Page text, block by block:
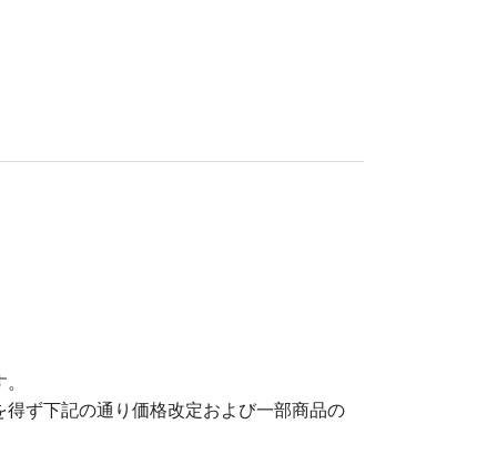
ず下記の通り価格改定および一部商品の